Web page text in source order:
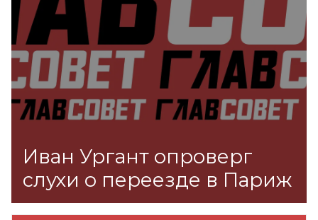
Иван Ургант опроверг
слухи о переезде в Париж